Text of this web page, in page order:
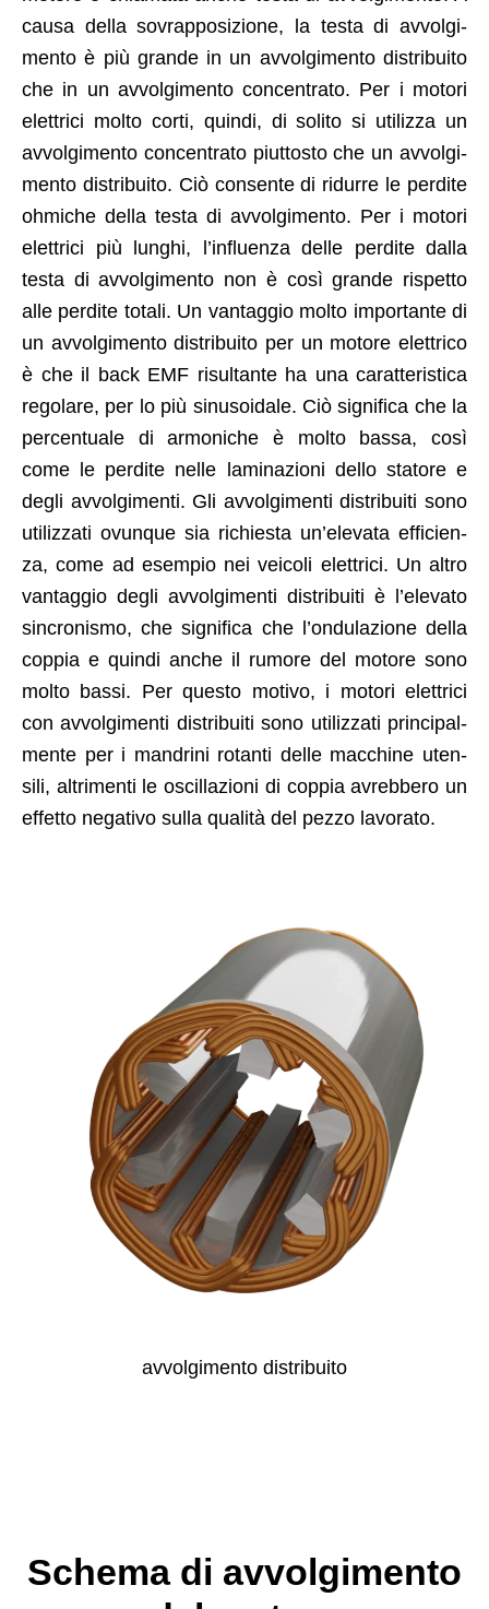
causa del­la sovrap­po­sizione, la tes­ta di avvol­gi­
men­to è più grande in un avvol­gi­men­to dis­tribuito
che in un avvol­gi­men­to con­cen­tra­to. Per i motori
elet­tri­ci molto cor­ti, quin­di, di soli­to si uti­liz­za un
avvol­gi­men­to con­cen­tra­to piut­tosto che un avvol­gi­
men­to dis­tribuito. Ciò con­sente di ridurre le perdite
ohmiche del­la tes­ta di avvol­gi­men­to. Per i motori
elet­tri­ci più lunghi, l’in­fluen­za delle perdite dal­la
tes­ta di avvol­gi­men­to non è così grande rispet­to
alle perdite totali. Un van­tag­gio molto impor­tante di
un avvol­gi­men­to dis­tribuito per un motore elet­tri­co
è che il back EMF risul­tante ha una carat­ter­is­ti­ca
rego­lare, per lo più sinu­soidale. Ciò sig­nifi­ca che la
per­centuale di armoniche è molto bas­sa, così
come le perdite nelle lam­i­nazioni del­lo sta­tore e
degli avvol­gi­men­ti. Gli avvol­gi­men­ti dis­tribuiti sono
uti­liz­za­ti ovunque sia richi­es­ta un’el­e­va­ta effi­cien­
za, come ad esem­pio nei veicoli elet­tri­ci. Un altro
van­tag­gio degli avvol­gi­men­ti dis­tribuiti è l’el­e­va­to
sin­cro­nis­mo, che sig­nifi­ca che l’on­du­lazione del­la
cop­pia e quin­di anche il rumore del motore sono
molto bassi. Per questo moti­vo, i motori elet­tri­ci
con avvol­gi­men­ti dis­tribuiti sono uti­liz­za­ti prin­ci­pal­
mente per i man­dri­ni rotan­ti delle mac­chine uten­
sili, altri­men­ti le oscil­lazioni di cop­pia avreb­bero un
effet­to neg­a­ti­vo sul­la qual­ità del pez­zo lavorato.
avvol­gi­men­to distribuito
Schema di avvolgimento